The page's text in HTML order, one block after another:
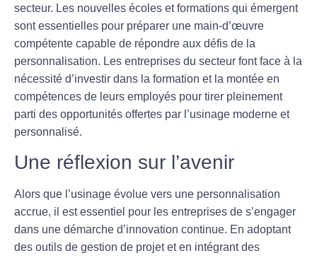
secteur. Les nouvelles écoles et formations qui émergent
sont essentielles pour préparer une main-d’œuvre
compétente capable de répondre aux défis de la
personnalisation. Les entreprises du secteur font face à la
nécessité d’investir dans la formation et la montée en
compétences de leurs employés pour tirer pleinement
parti des opportunités offertes par l’usinage moderne et
personnalisé.
Une réflexion sur l’avenir
Alors que l’usinage évolue vers une personnalisation
accrue, il est essentiel pour les entreprises de s’engager
dans une démarche d’innovation continue. En adoptant
des outils de gestion de projet et en intégrant des